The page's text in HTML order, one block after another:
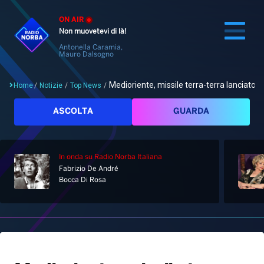
ON AIR
Non muovetevi di là!
Antonella Caramia,
Mauro Dalsogno
Cerca
Home
Palinsesto
Notizie
Home/ Notizie / Top News / Medioriente, missile terra-terra lanciato...
ASCOLTA GUARDA
In onda su Radio Norba Italiana
Fabrizio De André
Bocca Di Rosa